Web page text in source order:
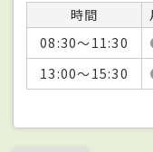
時間
08:30～11:30
13:00～15:30